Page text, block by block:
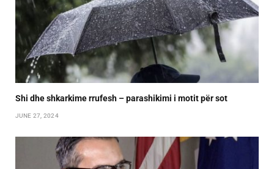
Shi dhe shkarkime rrufesh – parashikimi i motit për sot
JUNE 27, 2024